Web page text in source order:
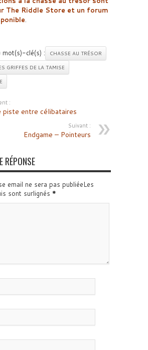
The Riddle Store et un forum
.
mot(s)-clé(s) :
CHASSE AU TRÉSOR
GRIFFES DE LA TAMISE
:
piste entre célibataires
Suivant :
Endgame – Pointeurs
RÉPONSE
email ne sera pas publiéeLes
sont surlignés *